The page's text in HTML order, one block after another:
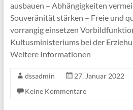
ausbauen – Abhängigkeiten
Souveränität stärken – Freie und
vorrangig einsetzen
Kultusministeriums bei der
Weitere Informationen
dssadmin 27. Januar 2022
Keine Kommentare